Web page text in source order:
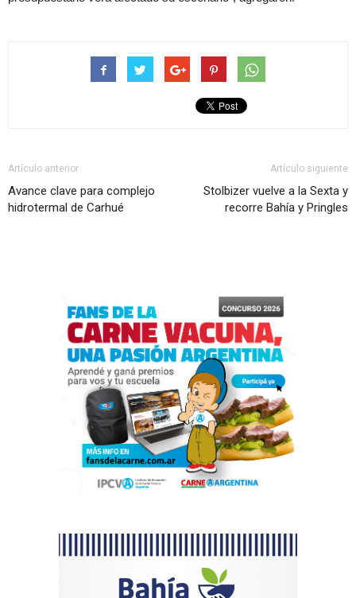
Artículo anterior
Avance clave para complejo
hidrotermal de Carhué
Artículo siguiente
Stolbizer vuelve a la Sexta y
recorre Bahía y Pringles